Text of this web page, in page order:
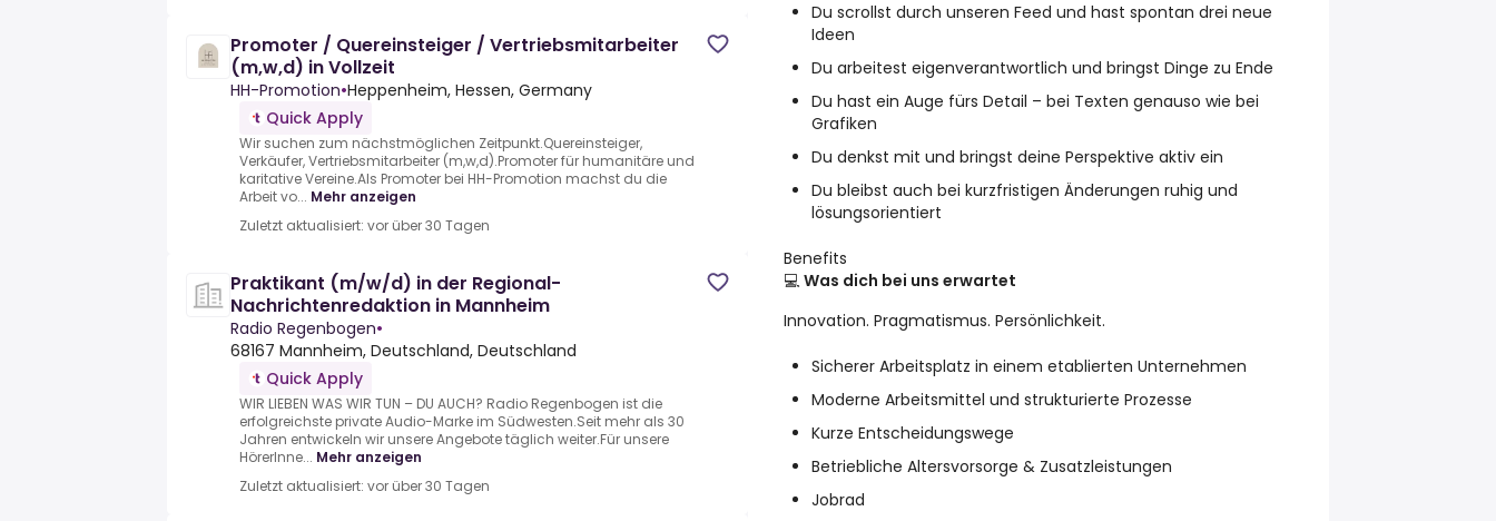
Promoter / Quereinsteiger / Vertriebsmitarbeiter
(m,w,d) in Vollzeit
HH-Promotion•Heppenheim, Hessen, Germany
Quick Apply
Wir suchen zum nächstmöglichen Zeitpunkt.Quereinsteiger,
Verkäufer, Vertriebsmitarbeiter (m,w,d).Promoter für humanitäre und
karitative Vereine.Als Promoter bei HH-Promotion machst du die
Arbeit vo... Mehr anzeigen
Zuletzt aktualisiert: vor über 30 Tagen
Praktikant (m/w/d) in der Regional-
Nachrichtenredaktion in Mannheim
Radio Regenbogen•
68167 Mannheim, Deutschland, Deutschland
Quick Apply
WIR LIEBEN WAS WIR TUN – DU AUCH? Radio Regenbogen ist die
erfolgreichste private Audio-Marke im Südwesten.Seit mehr als 30
Jahren entwickeln wir unsere Angebote täglich weiter.Für unsere
HörerInne... Mehr anzeigen
Zuletzt aktualisiert: vor über 30 Tagen
Du scrollst durch unseren Feed und hast spontan drei neue
Ideen
Du arbeitest eigenverantwortlich und bringst Dinge zu Ende
Du hast ein Auge fürs Detail – bei Texten genauso wie bei
Grafiken
Du denkst mit und bringst deine Perspektive aktiv ein
Du bleibst auch bei kurzfristigen Änderungen ruhig und
lösungsorientiert
Benefits
💻 Was dich bei uns erwartet
Innovation. Pragmatismus. Persönlichkeit.
Sicherer Arbeitsplatz in einem etablierten Unternehmen
Moderne Arbeitsmittel und strukturierte Prozesse
Kurze Entscheidungswege
Betriebliche Altersvorsorge & Zusatzleistungen
Jobrad